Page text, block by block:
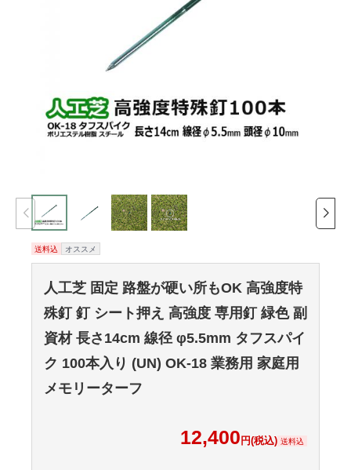
送料込 オススメ
人工芝 固定 路盤が硬い所もOK 高強度特
殊釘 釘 シート押え 高強度 専用釘 緑色 副
資材 長さ14cm 線径 φ5.5mm タフスパイ
ク 100本入り (UN) OK-18 業務用 家庭用
メモリーターフ
12,400 円(税込) 送料込